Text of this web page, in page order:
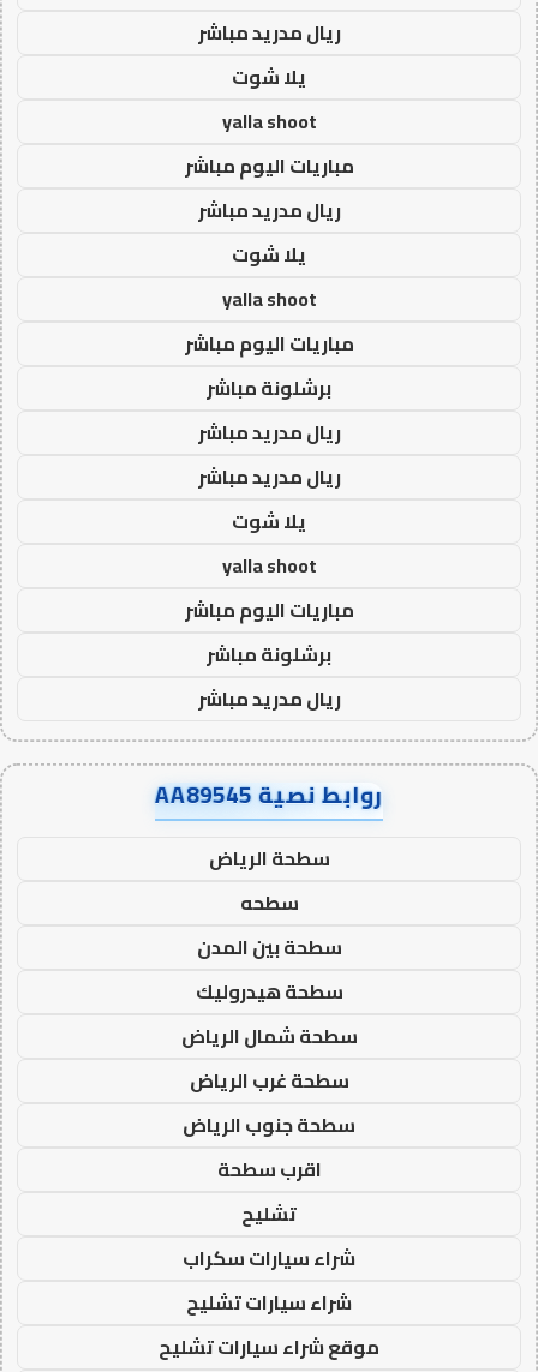
ريال مدريد مباشر
يلا شوت
yalla shoot
مباريات اليوم مباشر
ريال مدريد مباشر
يلا شوت
yalla shoot
مباريات اليوم مباشر
برشلونة مباشر
ريال مدريد مباشر
ريال مدريد مباشر
يلا شوت
yalla shoot
مباريات اليوم مباشر
برشلونة مباشر
ريال مدريد مباشر
روابط نصية AA89545
سطحة الرياض
سطحه
سطحة بين المدن
سطحة هيدروليك
سطحة شمال الرياض
سطحة غرب الرياض
سطحة جنوب الرياض
اقرب سطحة
تشليح
شراء سيارات سكراب
شراء سيارات تشليح
موقع شراء سيارات تشليح